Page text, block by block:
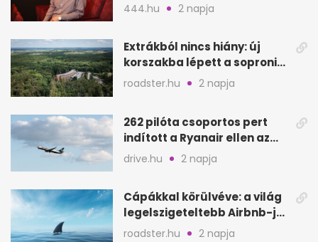
felvételijén
444.hu 2 napja
Extrákból nincs hiány: új
korszakba lépett a soproni
Fagus Hotel
roadster.hu 2 napja
262 pilóta csoportos pert
indított a Ryanair ellen az
Egyesült Királyságban
drive.hu 2 napja
Cápákkal körülvéve: a világ
legelszigeteltebb Airbnb-je
a nyílt tengeren
roadster.hu 2 napja